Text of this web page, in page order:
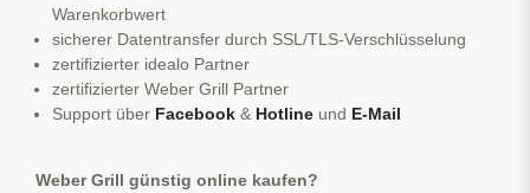
Warenkorbwert
sicherer Datentransfer durch SSL/TLS-Verschlüsselung
zertifizierter idealo Partner
zertifizierter Weber Grill Partner
Support über Facebook & Hotline und E-Mail
Weber Grill günstig online kaufen?